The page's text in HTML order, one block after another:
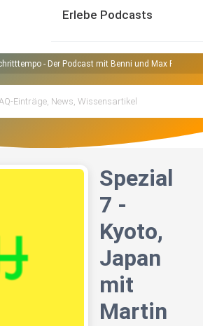
Erlebe Podcasts
- Der Podcast mit Benni und Max Podcast
Spezial
7 -
Kyoto,
Japan
mit
Martin